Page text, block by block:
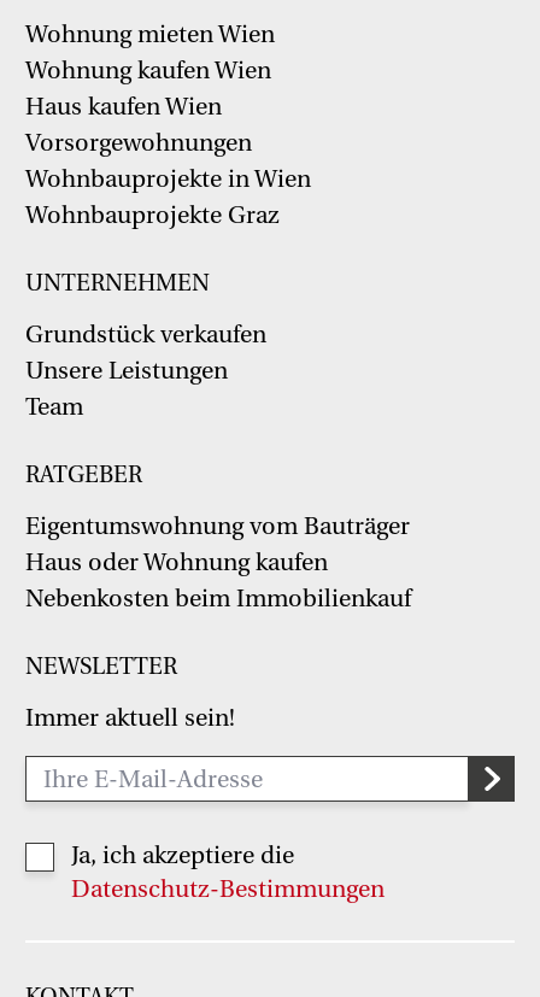
Wohnung mieten Wien
Wohnung kaufen Wien
Haus kaufen Wien
Vorsorgewohnungen
Wohnbauprojekte in Wien
Wohnbauprojekte Graz
UNTERNEHMEN
Grundstück verkaufen
Unsere Leistungen
Team
RATGEBER
Eigentumswohnung vom Bauträger
Haus oder Wohnung kaufen
Nebenkosten beim Immobilienkauf
NEWSLETTER
Immer aktuell sein!
Ja, ich akzeptiere die
Datenschutz-Bestimmungen